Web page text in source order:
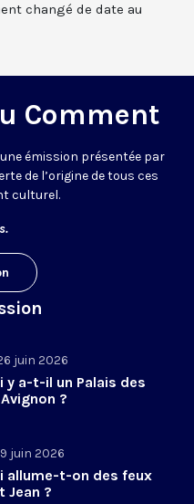
changé de date au
Comment
émission présentée par
de l’origine de tous ces
culturel.
juin 2026
y a-t-il un Palais des
?
juin 2026
allume-t-on des feux
Jean ?